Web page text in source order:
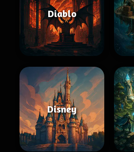
Diablo
Disney